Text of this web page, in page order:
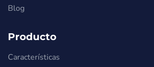
Blog
Producto
Características